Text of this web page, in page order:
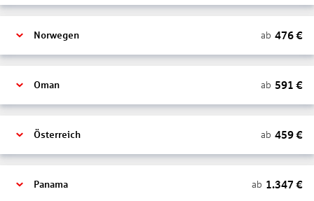
Norwegen ab 476€
Oman ab 591 €
Österreich ab 459€
Panama ab 1.347 €